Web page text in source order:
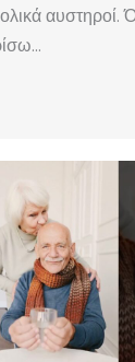
αυστηροί.